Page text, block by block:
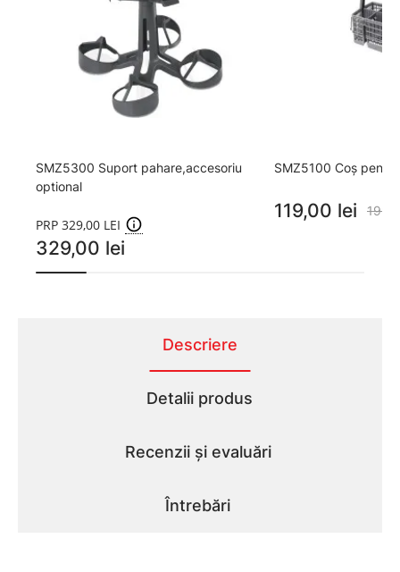
SMZ5300 Suport pahare,accesoriu
optional
PRP 329,00 LEI
329,00 lei
SMZ5100 Coș
119,00 lei
Descriere
Detalii produs
Recenzii și evaluări
Întrebări